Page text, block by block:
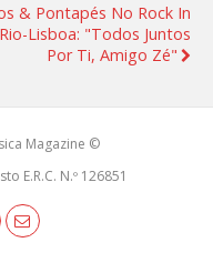
& Pontapés No Rock In
Rio-Lisboa: "Todos Juntos
Por Ti, Amigo Zé"
Magazine ©
E.R.C. N.º 126851